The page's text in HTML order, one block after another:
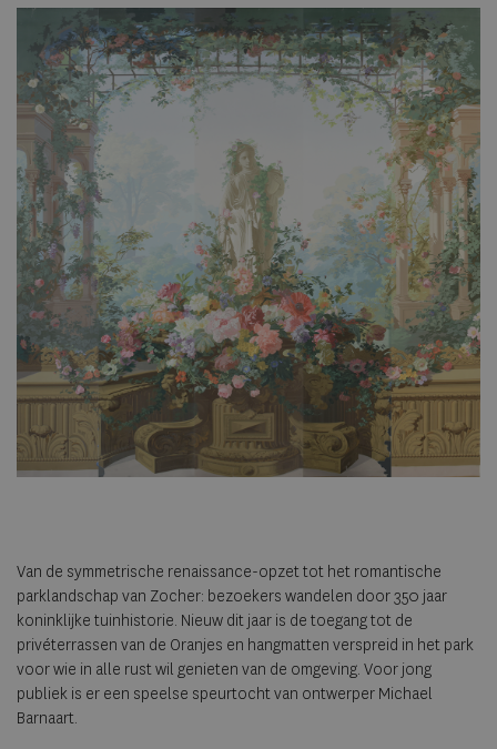
Van de symmetrische renaissance-opzet tot het romantische
parklandschap van Zocher: bezoekers wandelen door 350 jaar
koninklijke tuinhistorie. Nieuw dit jaar is de toegang tot de
privéterrassen van de Oranjes en hangmatten verspreid in het park
voor wie in alle rust wil genieten van de omgeving. Voor jong
publiek is er een speelse speurtocht van ontwerper Michael
Barnaart.